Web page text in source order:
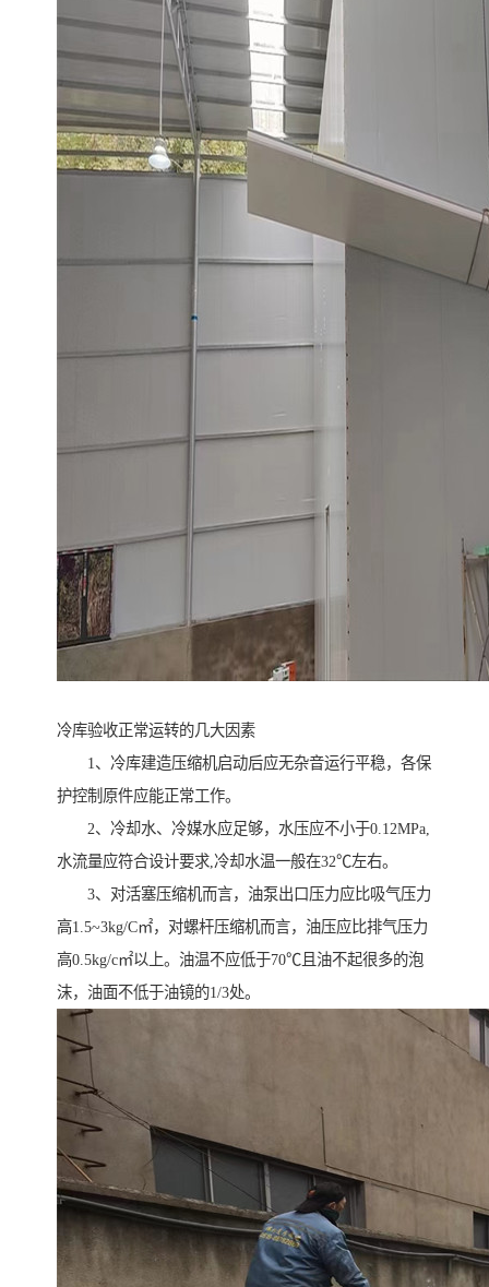
冷库验收正常运转的几大因素
1、冷库建造压缩机启动后应无杂音运行平稳，各保
护控制原件应能正常工作。
2、冷却水、冷媒水应足够，水压应不小于0.12MPa,
水流量应符合设计要求,冷却水温一般在32℃左右。
3、对活塞压缩机而言，油泵出口压力应比吸气压力
高1.5~3kg/C㎡，对螺杆压缩机而言，油压应比排气压力
高0.5kg/c㎡以上。油温不应低于70℃且油不起很多的泡
沫，油面不低于油镜的1/3处。